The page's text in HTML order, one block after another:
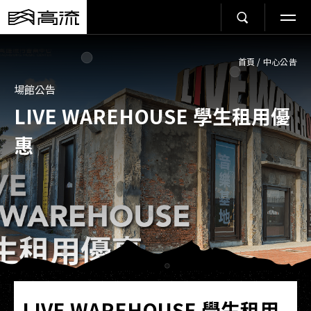
首頁 / 中心公告
場館公告
LIVE WAREHOUSE 學生租用優
惠